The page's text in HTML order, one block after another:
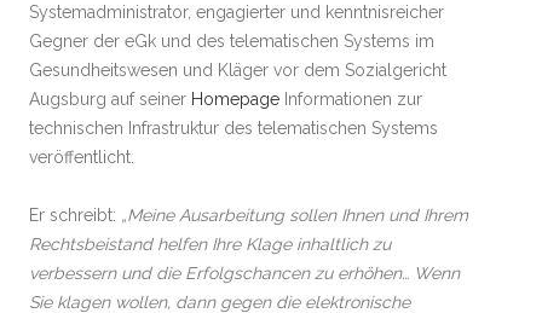
Systemadministrator, engagierter und kenntnisreicher
Gegner der eGk und des telematischen Systems im
Gesundheitswesen und Kläger vor dem Sozialgericht
Augsburg auf seiner Homepage Informationen zur
technischen Infrastruktur des telematischen Systems
veröffentlicht.
Er schreibt: „Meine Ausarbeitung sollen Ihnen und Ihrem
Rechtsbeistand helfen Ihre Klage inhaltlich zu
verbessern und die Erfolgschancen zu erhöhen… Wenn
Sie klagen wollen, dann gegen die elektronische